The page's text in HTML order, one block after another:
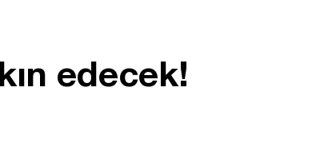
edecek!